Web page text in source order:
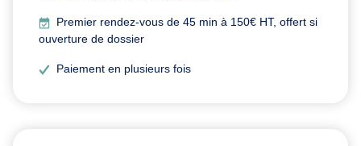
Premier rendez-vous de 45 min à 150€ HT, offert si
ouverture de dossier
Paiement en plusieurs fois